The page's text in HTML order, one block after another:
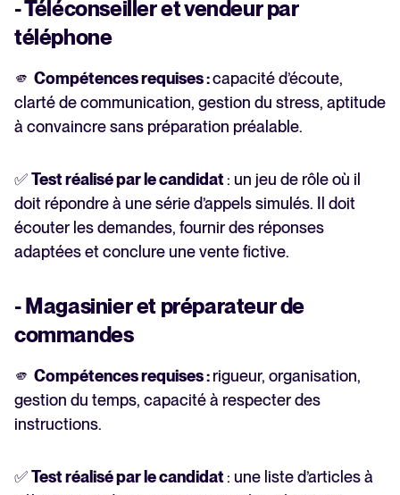
- Téléconseiller et vendeur par
téléphone
🫵 Compétences requises :capacité d’écoute,
clarté de communication, gestion du stress, aptitude
à convaincre sans préparation préalable.
✅Test réalisé par le candidat: un jeu de rôle où il
doit répondre à une série d’appels simulés. Il doit
écouter les demandes, fournir des réponses
adaptées et conclure une vente fictive.
- Magasinier et préparateur de
commandes
🫵 Compétences requises :rigueur, organisation,
gestion du temps, capacité à respecter des
instructions.
✅Test réalisé par le candidat: une liste d’articles à